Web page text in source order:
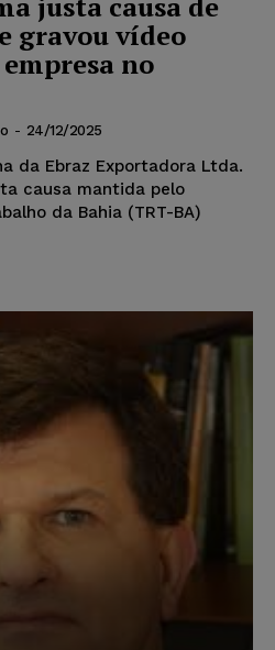
gravou vídeo
no
- 24/12/2025
da Ebraz Exportadora Ltda.
causa mantida pelo
da Bahia (TRT-BA)